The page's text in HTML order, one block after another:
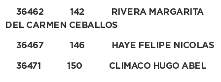
36462 142 RIVERA MARGARITA
DEL CARMEN CEBALLOS
36467 146 HAYE FELIPE NICOLAS
36471 150 CLIMACO HUGO ABEL